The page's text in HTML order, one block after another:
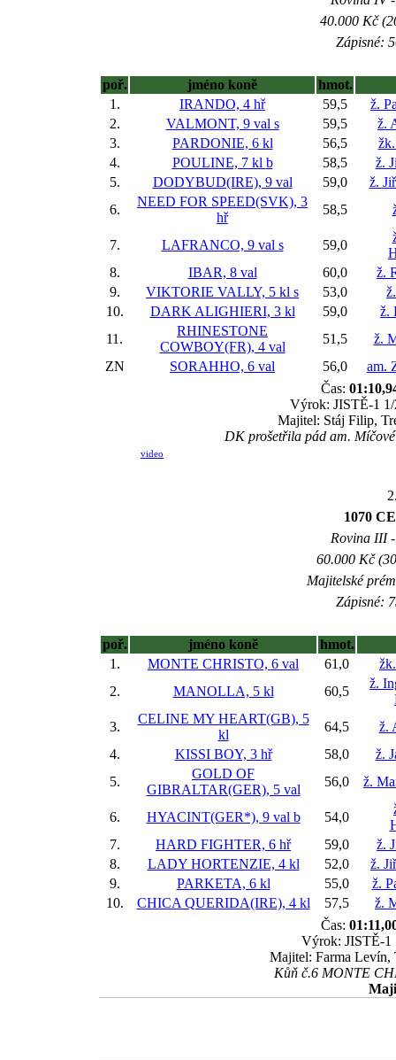
40.000 Kč
Zápisné:
poř. jméno koně
hmot.
1.
IRANDO, 4 hř 59,5
ž.
2.
VALMONT, 9 val s 59,5
ž.
3.
PARDONIE, 6 kl 56,5
4.
POULINE, 7 kl b 58,5
ž.
5.
DODYBUD(IRE), 9 val 59,0
ž.
6.
NEED FOR SPEED(SVK), 3
hř
58,5
7. LAFRANCO, 9 val s 59,0
8.
IBAR, 8 val 60,0
ž.
9.
VIKTORIE VALLY, 5 kl s 53,0
10.
DARK ALIGHIERI, 3 kl 59,0
ž.
11.
RHINESTONE
COWBOY(FR), 4 val
51,5
ž.
ZN
SORAHHO, 6 val 56,0
am.
Čas:
Výrok: JISTĚ-1
Majitel: Stáj Filip,
DK prošetřila pád am.
video
1070
Rovina III
60.000 Kč
Majitelské
Zápisné:
poř. jméno koně
hmot.
1.
MONTE CHRISTO, 6 val 61,0
2.
MANOLLA, 5 kl 60,5
ž.
3.
CELINE MY HEART(GB), 5
kl
64,5
ž.
4.
KISSI BOY, 3 hř 58,0
ž.
5.
GOLD OF
GIBRALTAR(GER), 5 val
56,0 ž.
6. HYACINT(GER*), 9 val b 54,0
7.
HARD FIGHTER, 6 hř 59,0
ž.
8.
LADY HORTENZIE, 4 kl 52,0
ž.
9.
PARKETA, 6 kl 55,0
ž.
10.
CHICA QUERIDA(IRE), 4 kl 57,5
ž.
Čas:
Výrok: JISTĚ-1
Majitel: Farma
Kůň č.6 MONTE